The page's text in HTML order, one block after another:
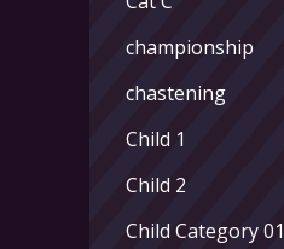
championship
chastening
Child 1
Child 2
Child Category 01